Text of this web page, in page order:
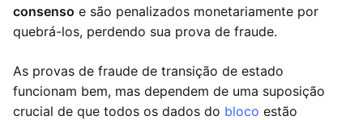
consenso e são penalizados monetariamente por
quebrá-los, perdendo sua prova de fraude.
As provas de fraude de transição de estado
funcionam bem, mas dependem de uma suposição
crucial de que todos os dados do bloco estão